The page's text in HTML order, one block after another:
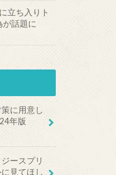
立ち入りト
が話題に
に用意し
年版
ースプリ
見てほし